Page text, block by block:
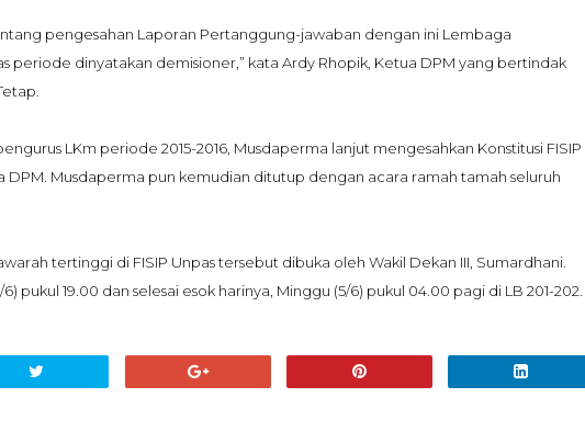
pengesahan Laporan Pertanggung-jawaban dengan ini Lembaga
periode dinyatakan demisioner,” kata Ardy Rhopik, Ketua DPM yang bertindak
LKm periode 2015-2016, Musdaperma lanjut mengesahkan Konstitusi FISIP
DPM. Musdaperma pun kemudian ditutup dengan acara ramah tamah seluruh
tertinggi di FISIP Unpas tersebut dibuka oleh Wakil Dekan III, Sumardhani.
pukul 19.00 dan selesai esok harinya , Minggu (5/6) pukul 04.00 pagi di LB 201-202.